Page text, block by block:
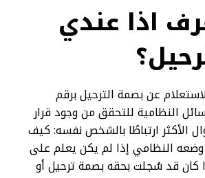
اذا عندي
عن بصمة الترحيل برقم
النظامية للتحقق من وجود قرار
الأكثر ارتباطًا بالشخص نفسه: كيف
وضعه النظامي إذا لم يكن يعلم على
كان قد سُجلت بحقه بصمة ترحيل أو